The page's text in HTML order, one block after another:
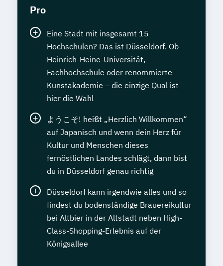
Pro
Eine Stadt mit insgesamt 15
Hochschulen? Das ist Düsseldorf. Ob
Heinrich-Heine-Universität,
Fachhochschule oder renommierte
Kunstakademie – die einzige Qual ist
hier die Wahl
ようこそ! heißt „Herzlich Willkommen“
auf Japanisch und wenn dein Herz für
Kultur und Menschen dieses
fernöstlichen Landes schlägt, dann bist
du in Düsseldorf genau richtig
Düsseldorf kann irgendwie alles und so
findest du bodenständige Brauereikultur
bei Altbier in der Altstadt neben High-
Class-Shopping-Erlebnis auf der
Königsallee